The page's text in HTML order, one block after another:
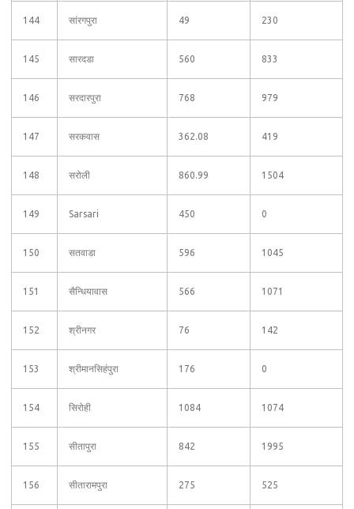
144 सांरगपुरा 49 230
145 सारदडा 560 833
146 सरदारपुरा 768 979
147 सरकवास 362.08 419
148 सरोली 860.99 1504
149 Sarsari 450 0
150 सतवाडा 596 1045
151 सैन्धियावास 566 1071
152 श्रीनगर 76 142
153 श्रीमानसिहंपुरा 176 0
154 सिरोही 1084 1074
155 सीतापुरा 842 1995
156 सीतारामपुरा 275 525